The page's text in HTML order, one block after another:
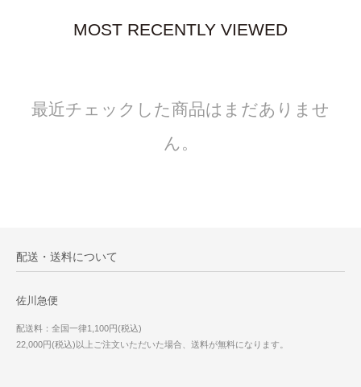
MOST RECENTLY VIEWED
最近チェックした商品はまだありませ
ん。
配送・送料について
佐川急便
配送料：全国一律1,100円(税込)
22,000円(税込)以上ご注文いただいた場合、送料が無料になります。